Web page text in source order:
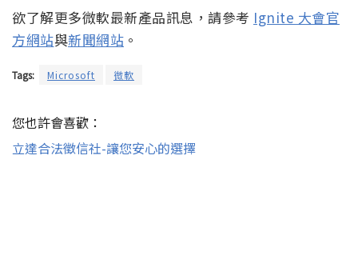
欲了解更多微軟最新產品訊息，請參考 Ignite 大會官
方網站與新聞網站 。
Tags: Microsoft 微軟
您也許會喜歡：
立達合法徵信社-讓您安心的選擇